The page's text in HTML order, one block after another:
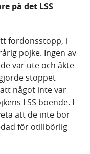
på det LSS
fordonsstopp, i
pojke. Ingen av
var ute och åkte
stoppet
något inte var
LSS boende. I
att de inte bör
för otillbörlig